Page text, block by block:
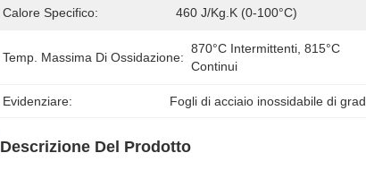
Calore Specifico: 460 J/kg.K (0-100°C)
Temp. Massima Di Ossidazione:
870°C Intermittenti, 815°C
Continui
Evidenziare: Fogli di acciaio inossidabile di
Descrizione Del Prodotto